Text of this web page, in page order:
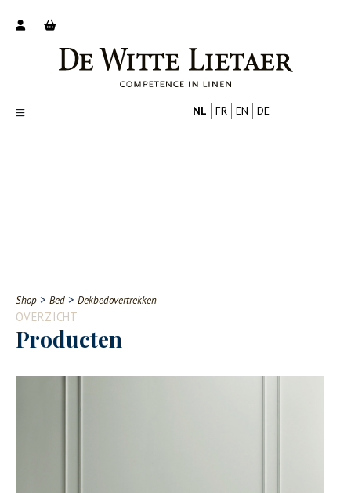
Contact
NL FR EN DE
Shop > Bed > Dekbedovertrekken
OVERZICHT
Producten